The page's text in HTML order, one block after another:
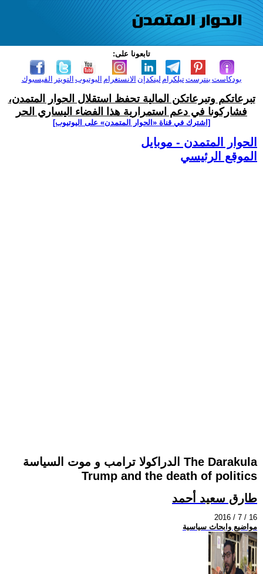
تابعونا على:
الفيسبوك التويتر اليوتيوب الانستغرام لينكدإن تيلكرامبنترست بودكاست
تبرعاتكم وتبرعاتكن المالية تحفظ استقلال الحوار المتمدن،
فشاركونا في دعم استمرارية هذا الفضاء اليساري الحر
[اشترك في قناة ‫«الحوار المتمدن» على اليوتيوب]
الحوار المتمدن - موبايل
الموقع الرئيسي
الدراكولا ترامب و موت السياسة The Darakula
Trump and the death of politics
طارق سعيد أحمد
2016 / 7 / 16
مواضيع وابحاث سياسية